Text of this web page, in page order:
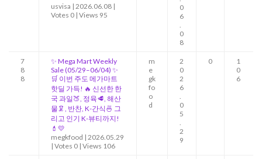
usvisa | 2026.06.08 |
Votes 0 | Views 95
0
6
0
8
7
8
8
✨ Mega Mart Weekly
Sale (05/29–06/04) ✨
🛒 이번 주도 메가마트
핫딜 가득! 🔥 신선한 한
국 과일🍑, 정육🥩, 해산
물🦑, 반찬, K-간식🍜 그
리고 인기 K-뷰티까지!
💄💛
megkfood | 2026.05.29
| Votes 0 | Views 106
m
e
gk
fo
o
d
2
0
2
6
0
5
2
9
0
1
0
6